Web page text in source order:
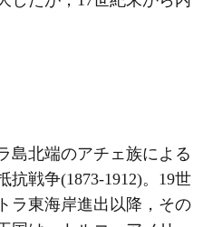
島北端のアチェ族による
戦争(1873‐1912)。19世
ラ東海岸進出以降，その